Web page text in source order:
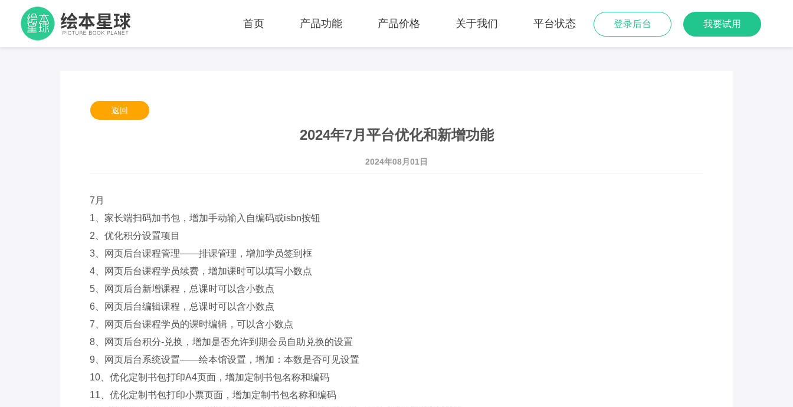
登录后台 我要试用
首页 产品功能 产品价格 关于我们 平台状态
返回
2024年7月平台优化和新增功能
2024年08月01日
7月
1、家长端扫码加书包，增加手动输入自编码或isbn按钮
2、优化积分设置项目
3、网页后台课程管理——排课管理，增加学员签到框
4、网页后台课程学员续费，增加课时可以填写小数点
5、网页后台新增课程，总课时可以含小数点
6、网页后台编辑课程，总课时可以含小数点
7、网页后台课程学员的课时编辑，可以含小数点
8、网页后台积分-兑换，增加是否允许到期会员自助兑换的设置
9、网页后台系统设置——绘本馆设置，增加：本数是否可见设置
10、优化定制书包打印A4页面，增加定制书包名称和编码
11、优化定制书包打印小票页面，增加定制书包名称和编码